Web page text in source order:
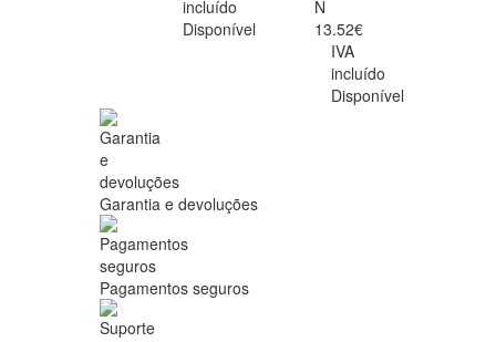
incluído
Disponível
N
13.52€
IVA
incluído
Disponível
Garantia e devoluções
Pagamentos seguros